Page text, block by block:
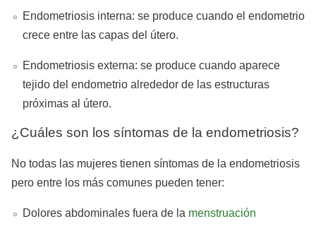
Endometriosis interna: se produce cuando el endometrio
crece entre las capas del útero.
Endometriosis externa: se produce cuando aparece
tejido del endometrio alrededor de las estructuras
próximas al útero.
¿Cuáles son los síntomas de la endometriosis?
No todas las mujeres tienen síntomas de la endometriosis
pero entre los más comunes pueden tener:
Dolores abdominales fuera de la menstruación